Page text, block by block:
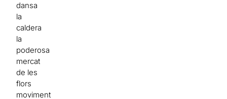
dansa
la
caldera
la
poderosa
mercat
de les
flors
moviment